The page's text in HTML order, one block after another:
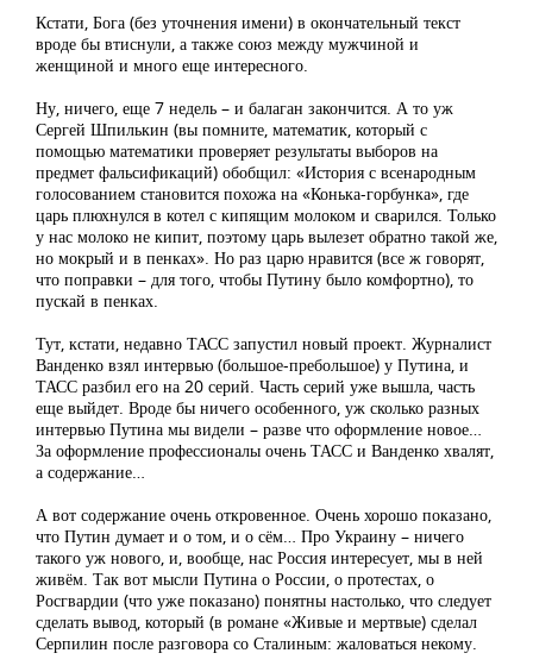
Кстати, Бога (без уточнения имени) в окончательный текст
вроде бы втиснули, а также союз между мужчиной и
женщиной и много еще интересного.
Ну, ничего, еще 7 недель – и балаган закончится. А то уж
Сергей Шпилькин (вы помните, математик, который с
помощью математики проверяет результаты выборов на
предмет фальсификаций) обобщил: «История с всенародным
голосованием становится похожа на «Конька-горбунка», где
царь плюхнулся в котел с кипящим молоком и сварился. Только
у нас молоко не кипит, поэтому царь вылезет обратно такой же,
но мокрый и в пенках». Но раз царю нравится (все ж говорят,
что поправки – для того, чтобы Путину было комфортно), то
пускай в пенках.
Тут, кстати, недавно ТАСС запустил новый проект. Журналист
Ванденко взял интервью (большое-пребольшое) у Путина, и
ТАСС разбил его на 20 серий. Часть серий уже вышла, часть
еще выйдет. Вроде бы ничего особенного, уж сколько разных
интервью Путина мы видели – разве что оформление новое…
За оформление профессионалы очень ТАСС и Ванденко хвалят,
а содержание…
А вот содержание очень откровенное. Очень хорошо показано,
что Путин думает и о том, и о сём… Про Украину – ничего
такого уж нового, и, вообще, нас Россия интересует, мы в ней
живём. Так вот мысли Путина о России, о протестах, о
Росгвардии (что уже показано) понятны настолько, что следует
сделать вывод, который (в романе «Живые и мертвые) сделал
Серпилин после разговора со Сталиным: жаловаться некому.